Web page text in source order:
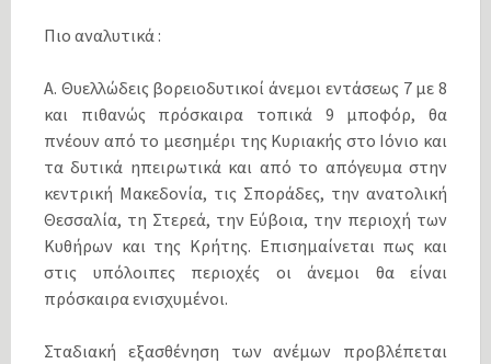
Πιο αναλυτικά :
Α. Θυελλώδεις βορειοδυτικοί άνεμοι εντάσεως 7 με 8
και πιθανώς πρόσκαιρα τοπικά 9 μποφόρ, θα
πνέουν από το μεσημέρι της Κυριακής στο Ιόνιο και
τα δυτικά ηπειρωτικά και από το απόγευμα στην
κεντρική Μακεδονία, τις Σποράδες, την ανατολική
Θεσσαλία, τη Στερεά, την Εύβοια, την περιοχή των
Κυθήρων και της Κρήτης. Επισημαίνεται πως και
στις υπόλοιπες περιοχές οι άνεμοι θα είναι
πρόσκαιρα ενισχυμένοι.
Σταδιακή εξασθένηση των ανέμων προβλέπεται